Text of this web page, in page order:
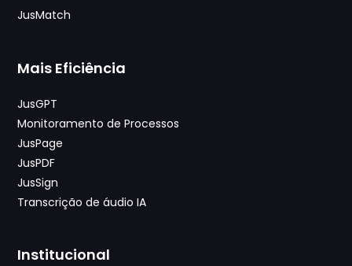
JusMatch
Mais Eficiência
JusGPT
Monitoramento de Processos
JusPage
JusPDF
JusSign
Transcrição de áudio IA
Institucional